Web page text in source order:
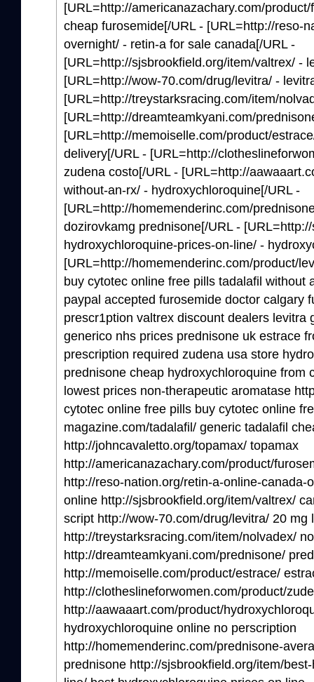
[URL=http://americanazachary.com/
cheap furosemide[/URL - [URL=http://reso-
overnight/ - retin-a for sale canada[/URL -
[URL=http://sjsbrookfield.org/item/valtrex/ -
[URL=http://wow-70.com/drug/levitra/ -
[URL=http://treystarksracing.com/item/
[URL=http://dreamteamkyani.com/
[URL=http://memoiselle.com/product/
delivery[/URL - [URL=http://
zudena costo[/URL - [URL=http://
without-an-rx/ - hydroxychloroquine[/URL -
[URL=http://homemenderinc.com/
dozirovkamg prednisone[/URL -
hydroxychloroquine-prices-on-line/ -
[URL=http://homemenderinc.com/product/
buy cytotec online free pills tadalafil without
paypal accepted furosemide doctor calgary
prescr1ption valtrex discount dealers levitra
generico nhs prices prednisone uk estrace
prescription required zudena usa store
prednisone cheap hydroxychloroquine from
lowest prices non-therapeutic aromatase
cytotec online free pills buy cytotec online
magazine.com/tadalafil/ generic tadalafil
http://johncavaletto.org/topamax/ topamax
http://americanazachary.com/product/
http://reso-nation.org/retin-a-online-canada-
online http://sjsbrookfield.org/item/valtrex/
script http://wow-70.com/drug/levitra/ 20 mg
http://treystarksracing.com/item/nolvadex/
http://dreamteamkyani.com/prednisone/
http://memoiselle.com/product/estrace/
http://clotheslineforwomen.com/product/
http://aawaaart.com/product/
hydroxychloroquine online no perscription
http://homemenderinc.com/prednisone-
prednisone http://sjsbrookfield.org/item/